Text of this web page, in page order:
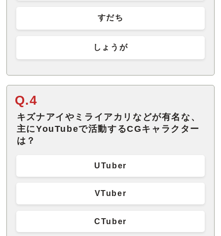
すだち
しょうが
Q.4
キズナアイやミライアカリなどが有名な、
主にYouTubeで活動するCGキャラクター
は？
UTuber
VTuber
CTuber